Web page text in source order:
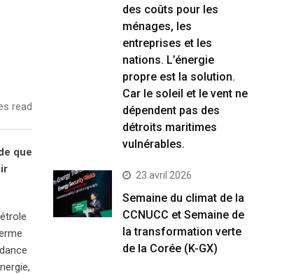
read
que
des coûts pour les
ménages, les
entreprises et les
nations. L’énergie
propre est la solution.
Car le soleil et le vent ne
dépendent pas des
détroits maritimes
vulnérables.
23 avril 2026
Semaine du climat de la
CCNUCC et Semaine de
la transformation verte
de la Corée (K-GX)